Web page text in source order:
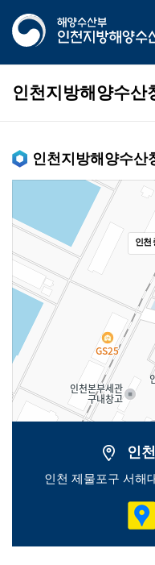
인천지방해양수산
인천지방해양수산
인천
인
인천 제물포구 서해